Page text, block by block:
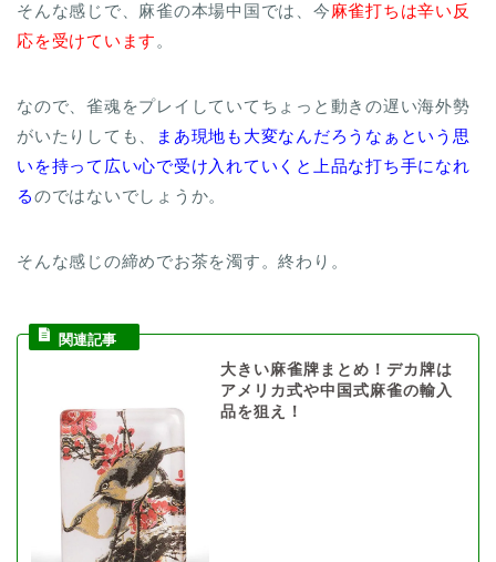
そんな感じで、麻雀の本場中国では、今麻雀打ちは辛い反
応を受けています。
なので、雀魂をプレイしていてちょっと動きの遅い海外勢
がいたりしても、
まあ現地も大変なんだろうなぁという思
いを持って広い心で受け入れていくと上品な打ち手になれ
るのではないでしょうか。
そんな感じの締めでお茶を濁す。終わり。
大きい麻雀牌まとめ！デカ牌は
アメリカ式や中国式麻雀の輸入
品を狙え！